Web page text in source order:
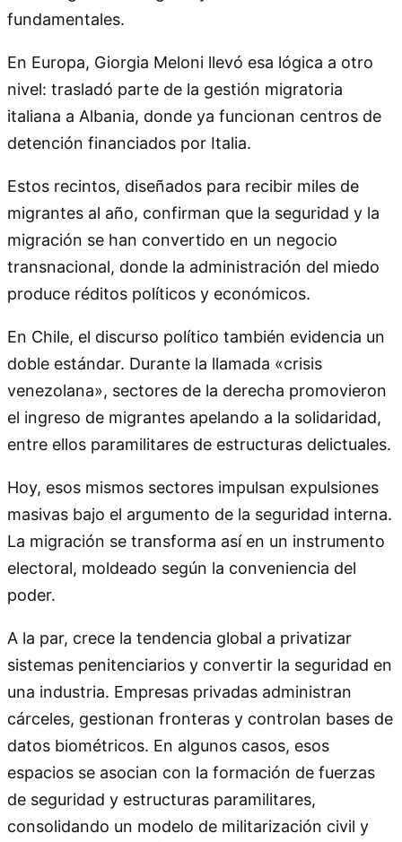
fundamentales.
En Europa, Giorgia Meloni llevó esa lógica a otro
nivel: trasladó parte de la gestión migratoria
italiana a Albania, donde ya funcionan centros de
detención financiados por Italia.
Estos recintos, diseñados para recibir miles de
migrantes al año, confirman que la seguridad y la
migración se han convertido en un negocio
transnacional, donde la administración del miedo
produce réditos políticos y económicos.
En Chile, el discurso político también evidencia un
doble estándar. Durante la llamada «crisis
venezolana», sectores de la derecha promovieron
el ingreso de migrantes apelando a la solidaridad,
entre ellos paramilitares de estructuras delictuales.
Hoy, esos mismos sectores impulsan expulsiones
masivas bajo el argumento de la seguridad interna.
La migración se transforma así en un instrumento
electoral, moldeado según la conveniencia del
poder.
A la par, crece la tendencia global a privatizar
sistemas penitenciarios y convertir la seguridad en
una industria. Empresas privadas administran
cárceles, gestionan fronteras y controlan bases de
datos biométricos. En algunos casos, esos
espacios se asocian con la formación de fuerzas
de seguridad y estructuras paramilitares,
consolidando un modelo de militarización civil y